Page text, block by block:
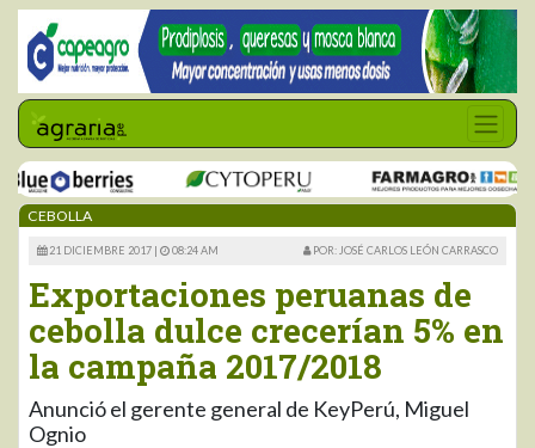
CEBOLLA
21 DICIEMBRE 2017 | 08:24 AM POR: JOSÉ CARLOS LEÓN CARRASCO
Exportaciones peruanas de
cebolla dulce crecerían 5% en
la campaña 2017/2018
Anunció el gerente general de KeyPerú, Miguel
Ognio